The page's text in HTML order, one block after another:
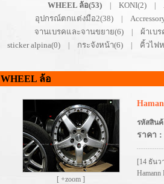
WHEEL ล้อ(53)
KONI(2)
อุปกรณ์ตกแต่งมือ2(38)
จานเบรคและจานขยาย(6)
ผ้าเบร
sticker alpina(0)
กระจังหน้า(6) คิ้วไฟ
WHEEL ล้อ
[ +zoom ]
รหัสสินค้
ราคา :
[14 ธันว
Hamann